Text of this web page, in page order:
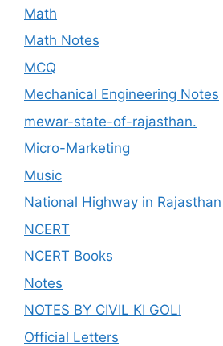
Math
Math Notes
MCQ
Mechanical Engineering Notes
mewar-state-of-rajasthan.
Micro-Marketing
Music
National Highway in Rajasthan
NCERT
NCERT Books
Notes
NOTES BY CIVIL KI GOLI
Official Letters